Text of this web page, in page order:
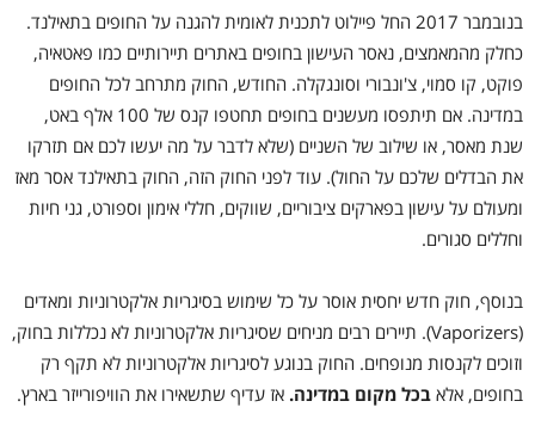
בנובמבר 2017 החל פיילוט לתכנית לאומית להגנה על החופים בתאילנד.
כחלק מהמאמצים, נאסר העישון בחופים באתרים תיירותיים כמו פאטאיה,
פוקט, קו סמוי, צ'ונבורי וסונגקלה. החודש, החוק מתרחב לכל החופים
במדינה. אם תיתפסו מעשנים בחופים תחטפו קנס של 100 אלף באט,
שנת מאסר, או שילוב של השניים (שלא לדבר על מה יעשו לכם אם תזרקו
את הבדלים שלכם על החול). עוד לפני החוק הזה, החוק בתאילנד אסר מאז
ומעולם על עישון בפארקים ציבוריים, שווקים, חללי אימון וספורט, גני חיות
וחללים סגורים.
בנוסף, חוק חדש יחסית אוסר על כל שימוש בסיגריות אלקטרוניות ומאדים
(Vaporizers).
תיירים רבים מניחים שסיגריות אלקטרוניות לא נכללות בחוק,
וזוכים לקנסות מנופחים. החוק בנוגע לסיגריות אלקטרוניות לא תקף רק
בחופים, אלא בכל מקום במדינה. אז עדיף שתשאירו את הוויפורייזר בארץ.